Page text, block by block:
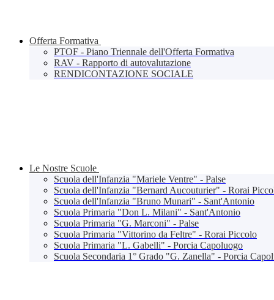
Offerta Formativa
PTOF - Piano Triennale dell'Offerta Formativa
RAV - Rapporto di autovalutazione
RENDICONTAZIONE SOCIALE
Le Nostre Scuole
Scuola dell'Infanzia "Mariele Ventre" - Palse
Scuola dell'Infanzia "Bernard Aucouturier" - Rorai
Scuola dell'Infanzia "Bruno Munari" - Sant'Antonio
Scuola Primaria "Don L. Milani" - Sant'Antonio
Scuola Primaria "G. Marconi" - Palse
Scuola Primaria "Vittorino da Feltre" - Rorai Piccolo
Scuola Primaria "L. Gabelli" - Porcia Capoluogo
Scuola Secondaria 1° Grado "G. Zanella" - Porcia